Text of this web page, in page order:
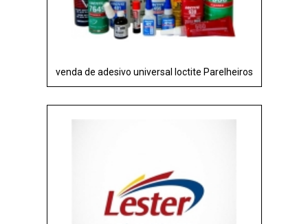
venda de adesivo universal loctite Parelheiros